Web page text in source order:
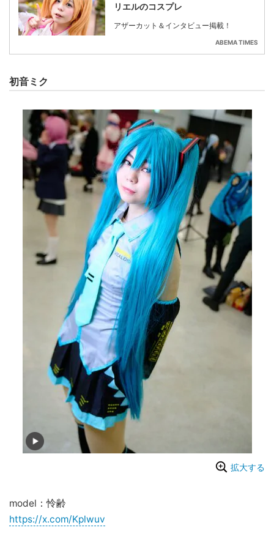
リエルのコスプレ
アザーカット＆インタビュー掲載！
ABEMA TIMES
初音ミク
拡大する
model：怜齢
https://x.com/Kplwuv